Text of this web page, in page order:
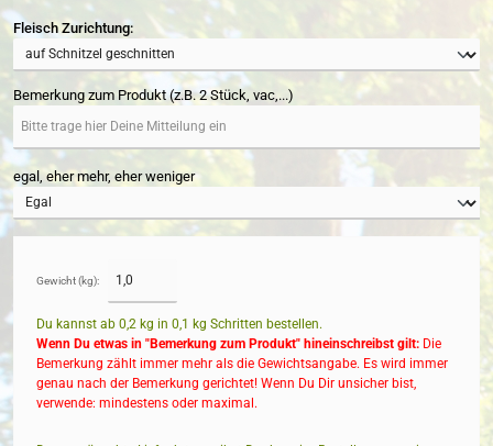
Fleisch Zurichtung:auswählen
Bemerkung zum Produkt (z.B. 2 Stück, vac,...)
egal, eher mehr, eher weniger
Gewicht (kg):
Du kannst ab 0,2 kg in 0,1 kg Schritten bestellen.
Wenn Du etwas in "Bemerkung zum Produkt" hineinschreibst gilt: Die
Bemerkung zählt immer mehr als die Gewichtsangabe. Es wird immer
genau nach der Bemerkung gerichtet! Wenn Du Dir unsicher bist,
verwende: mindestens oder maximal.